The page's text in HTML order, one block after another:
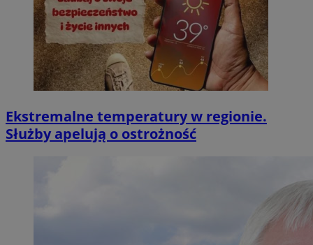
Ekstremalne temperatury w regionie.
Służby apelują o ostrożność